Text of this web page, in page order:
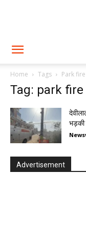
Home Tags Park
Tag: park
भड़की
Advertisement